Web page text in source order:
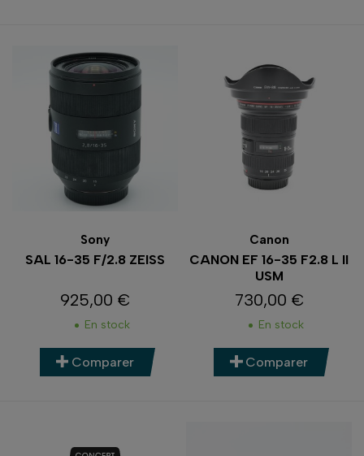
Sony
SAL 16-35 F/2.8 ZEISS
Prix
925,00 €
En stock
Comparer
Canon
CANON EF 16-35 F2.8 L II
USM
Prix
730,00 €
En stock
Comparer